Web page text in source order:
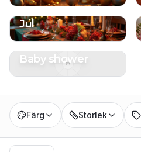
Jul
Baby shower
Färg Storlek